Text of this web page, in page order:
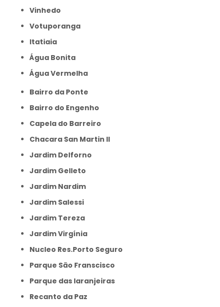
Vinhedo
Votuporanga
itatiaia
Água Bonita
Água Vermelha
Bairro da Ponte
Bairro do Engenho
Capela do Barreiro
Chacara San Martin II
Jardim Delforno
Jardim Gelleto
Jardim Nardim
Jardim Salessi
Jardim Tereza
Jardim Virgínia
Nucleo Res.Porto Seguro
Parque São Franscisco
Parque das laranjeiras
Recanto da Paz